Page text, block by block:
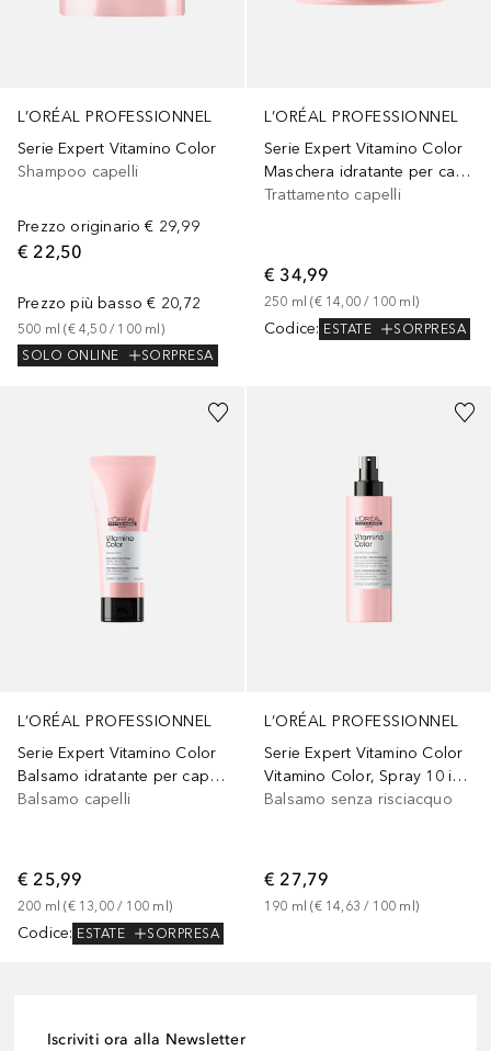
L’ORÉAL PROFESSIONNEL
Serie Expert Vitamino Color
Shampoo capelli
Prezzo originario € 29,99
€ 22,50
Prezzo più basso € 20,72
500 ml (€ 4,50 / 100 ml )
SOLO ONLINE
SORPRESA
L’ORÉAL PROFESSIONNEL
Serie Expert Vitamino Color
Maschera idratante per capelli colorati
Trattamento capelli
€ 34,99
250 ml (€ 14,00 / 100 ml )
Codice: ESTATE SORPRESA
L’ORÉAL PROFESSIONNEL
Serie Expert Vitamino Color
Balsamo idratante per capelli colorati
Balsamo capelli
€ 25,99
200 ml (€ 13,00 / 100 ml )
Codice: ESTATE SORPRESA
L’ORÉAL PROFESSIONNEL
Serie Expert Vitamino Color
Vitamino Color, Spray 10 in 1, Per Capelli Colorati
Balsamo senza risciacquo
€ 27,79
190 ml (€ 14,63 / 100 ml )
Iscriviti ora alla Newsletter